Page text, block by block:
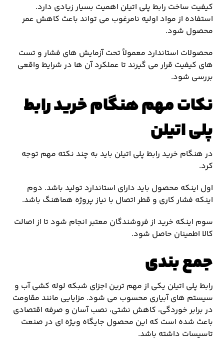
کیفیت ساخت رابط پلی اتیلن اهمیت بسیار زیادی دارد.
استفاده از مواد اولیه نامرغوب می تواند باعث کاهش عمر
محصول شود.
محصولات استاندارد معمولاً تحت آزمایش های فشار و تست
های کیفیت قرار می گیرند تا عملکرد آن ها در شرایط واقعی
بررسی شود.
نکات مهم هنگام خرید رابط
پلی اتیلن
در هنگام خرید رابط پلی اتیلن باید به چند نکته مهم توجه
کرد.
اول اینکه محصول باید دارای استاندارد تولید باشد. دوم
اینکه فشار کاری و قطر اتصال با نیاز پروژه هماهنگ باشد.
سوم اینکه خرید از فروشندگان معتبر انجام شود تا از اصالت
کالا اطمینان حاصل شود.
جمع بندی
رابط پلی اتیلن یکی از مهم ترین اجزای شبکه لوله کشی آب و
سیستم های آبیاری محسوب می شود. مزایایی مانند مقاومت
در برابر خوردگی، کاهش نشتی، نصب آسان و صرفه اقتصادی
باعث شده است که این محصول جایگاه ویژه ای در صنعت
تاسیسات داشته باشد.